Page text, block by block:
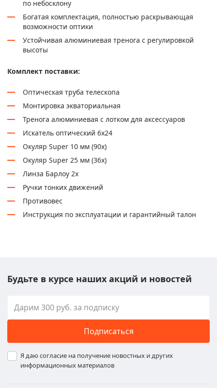
по небосклону
Богатая комплектация, полностью раскрывающая
возможности оптики
Устойчивая алюминиевая тренога с регулировкой
высоты
Комплект поставки:
Оптическая труба телескопа
Монтировка экваториальная
Тренога алюминиевая с лотком для аксессуаров
Искатель оптический 6x24
Окуляр Super 10 мм (90х)
Окуляр Super 25 мм (36х)
Линза Барлоу 2х
Ручки тонких движений
Противовес
Инструкция по эксплуатации и гарантийный талон
Будьте в курсе наших акций и новостей
Подписаться
Я даю согласие на получение новостных и других
информационных материалов